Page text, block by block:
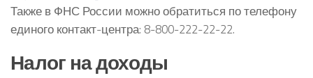
Также в ФНС России можно обратиться по телефону
единого контакт-центра: 8-800-222-22-22.
Налог на доходы